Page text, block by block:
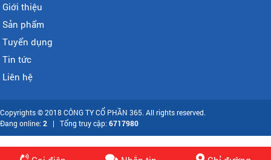
Giới thiệu
Sản phẩm
Tuyển dụng
Tin tức
Liên hệ
Copyrights © 2018 CÔNG TY CỔ PHẦN 365. All rights reserved.
Đang online: 2 | Tổng truy cập: 6717980